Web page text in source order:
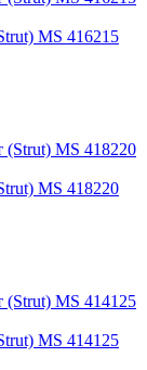
MS 416215
MS 418220
MS 414125